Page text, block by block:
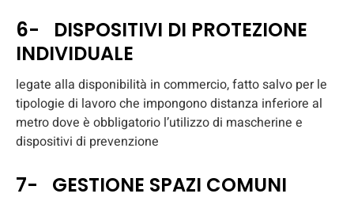
6- DISPOSITIVI DI PROTEZIONE
INDIVIDUALE
legate alla disponibilità in commercio, fatto salvo per le
tipologie di lavoro che impongono distanza inferiore al
metro dove è obbligatorio l’utilizzo di mascherine e
dispositivi di prevenzione
7- GESTIONE SPAZI COMUNI